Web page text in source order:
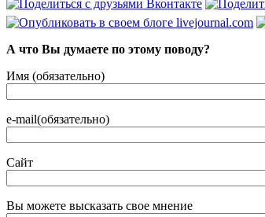
А что Вы думаете по этому поводу?
Имя (обязательно)
e-mail(обязательно)
Сайт
Вы можете высказать свое мнение